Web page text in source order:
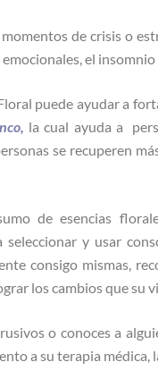
momentos de crisis o
el
puede ayudar a
la cual ayuda a
se recuperen
de esencias
y usar
consigo mismas,
los cambios que su
o conoces a
a su terapia